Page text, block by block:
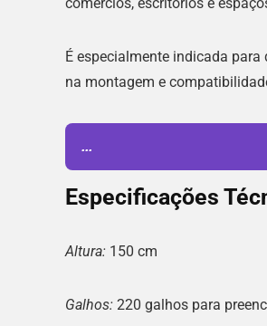
comércios, escritórios e
É especialmente indicada para
na montagem e
...
Especificações
Altura: 150 cm
Galhos: 220 galhos para